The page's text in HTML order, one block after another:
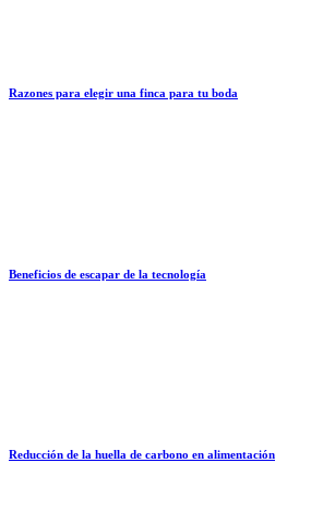
Razones para elegir una finca para tu boda
Beneficios de escapar de la tecnología
Reducción de la huella de carbono en alimentación